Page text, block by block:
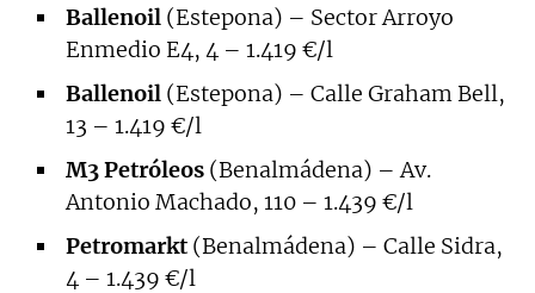
Ballenoil (Estepona) – Sector Arroyo
Enmedio E4, 4 – 1.419 €/l
Ballenoil (Estepona) – Calle Graham Bell,
13 – 1.419 €/l
M3 Petróleos (Benalmádena) – Av.
Antonio Machado, 110 – 1.439 €/l
Petromarkt (Benalmádena) – Calle Sidra,
4 – 1.439 €/l